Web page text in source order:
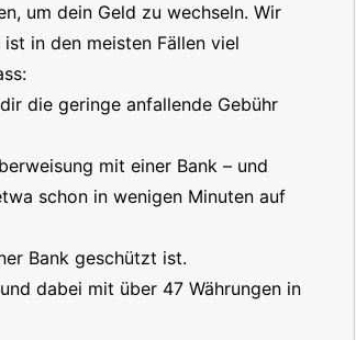
um dein Geld zu wechseln. Wir
in den meisten Fällen viel
die geringe anfallende Gebühr
mit einer Bank – und
schon in wenigen Minuten auf
Bank geschützt ist.
dabei mit über 47 Währungen in